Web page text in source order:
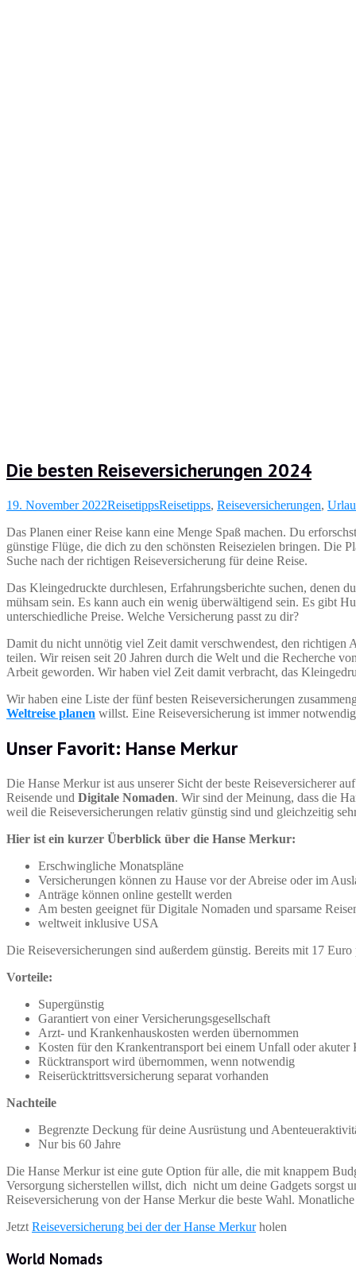
Die besten Reiseversicherungen 2024
19. November 2022ReisetippsReisetipps, Reiseversicherungen,
Das Planen einer Reise kann eine Menge Spaß machen. Du
günstige Flüge, die dich zu den schönsten Reisezielen bringen. Die
Suche nach der richtigen Reiseversicherung für deine Reise.
Das Kleingedruckte durchlesen, Erfahrungsberichte suchen, denen
mühsam sein. Es kann auch ein wenig überwältigend sein. Es gibt
unterschiedliche Preise. Welche Versicherung passt zu dir?
Damit du nicht unnötig viel Zeit damit verschwendest, den
teilen. Wir reisen seit 20 Jahren durch die Welt und die Recherche
Arbeit geworden. Wir haben viel Zeit damit verbracht, das
Wir haben eine Liste der fünf besten Reiseversicherungen
Weltreise planen willst. Eine Reiseversicherung ist immer
Unser Favorit: Hanse Merkur
Die Hanse Merkur ist aus unserer Sicht der beste Reiseversicherer
Reisende und Digitale Nomaden. Wir sind der Meinung, dass die
weil die Reiseversicherungen relativ günstig sind und gleichzeitig
Hier ist ein kurzer Überblick über die Hanse Merkur:
Erschwingliche Monatspläne
Versicherungen können zu Hause vor der Abreise oder im
Anträge können online gestellt werden
Am besten geeignet für Digitale Nomaden und sparsame
weltweit inklusive USA
Die Reiseversicherungen sind außerdem günstig. Bereits mit 17
Vorteile:
Supergünstig
Garantiert von einer Versicherungsgesellschaft
Arzt- und Krankenhauskosten werden übernommen
Kosten für den Krankentransport bei einem Unfall oder akuter
Rücktransport wird übernommen, wenn notwendig
Reiserücktrittsversicherung separat vorhanden
Nachteile
Begrenzte Deckung für deine Ausrüstung und
Nur bis 60 Jahre
Die Hanse Merkur ist eine gute Option für alle, die mit knappem
Versorgung sicherstellen willst, dich nicht um deine Gadgets sorgst
Reiseversicherung von der Hanse Merkur die beste Wahl.
Jetzt Reiseversicherung bei der der Hanse Merkurholen
World Nomads